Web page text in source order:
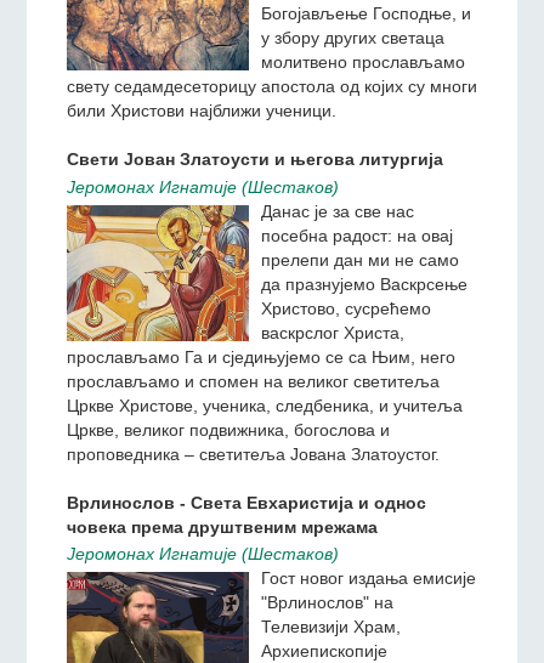
славимо Христово
Васкрсење и предстојеће
Богојављење Господње, и
у збору других светаца
молитвено прослављамо
били Христови најближи ученици.
Свети Јован Златоусти и његова литургија
Jeромонах Игнатиjе (Шестаков)
Данас је за све нас
посебна радост: на овај
прелепи дан ми не само
да празнујемо Васкрсење
Христово, сусрећемо
васкрслог Христа,
прослављамо Га и сједињујемо се са Њим, него
прослављамо и спомен на великог светитеља
Цркве Христове, ученика, следбеника, и учитеља
проповедника ‒ светитеља Јована Златоустог.
Врлинослов - Света Евхаристија и однос
човека према друштвеним мрежама
Jeромонах Игнатиjе (Шестаков)
Гост новог издања емисије
"Врлинослов" на